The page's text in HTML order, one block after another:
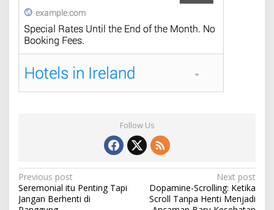
Follow Us
P
o
Previous post
Seremonial itu Penting Tapi
Jangan Berhenti di
Next post
Dopamine-Scrolling: Ketika
Scroll Tanpa Henti Menjadi